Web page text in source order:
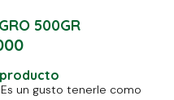
500GR
un gusto tenerle como